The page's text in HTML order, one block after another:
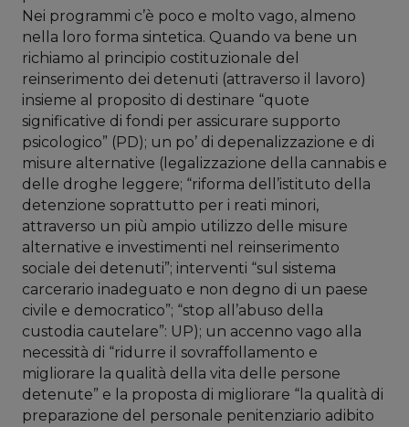
Nei programmi c’è poco e molto vago, almeno
nella loro forma sintetica. Quando va bene un
richiamo al principio costituzionale del
reinserimento dei detenuti (attraverso il lavoro)
insieme al proposito di destinare “quote
significative di fondi per assicurare supporto
psicologico” (PD); un po’ di depenalizzazione e di
misure alternative (legalizzazione della cannabis e
delle droghe leggere; “riforma dell’istituto della
detenzione soprattutto per i reati minori,
attraverso un più ampio utilizzo delle misure
alternative e investimenti nel reinserimento
sociale dei detenuti”; interventi “sul sistema
carcerario inadeguato e non degno di un paese
civile e democratico”; “stop all’abuso della
custodia cautelare”: UP); un accenno vago alla
necessità di “ridurre il sovraffollamento e
migliorare la qualità della vita delle persone
detenute” e la proposta di migliorare “la qualità di
preparazione del personale penitenziario adibito